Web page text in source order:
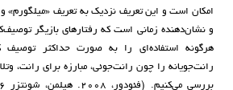
و نشان‌دهنده زمانی است که رفتارهای بازیگر
هرگونه استفاده‌ای را به صورت حداکثر توصیف
رانت‌جویانه را چون رانت‌جوئی، مبارزه برای رانت،